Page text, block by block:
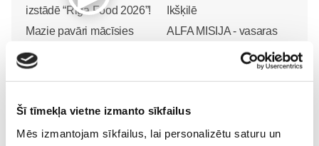
Šī tīmekļa vietne izmanto sīkfailus
Mēs izmantojam sīkfailus, lai personalizētu saturu un
Mazie pavāri mācīsies
izstādē “Riga Food 2026”!
Pirmsskola
ALFA MISIJA - vasaras
Pirmsskola
30. May 12:43